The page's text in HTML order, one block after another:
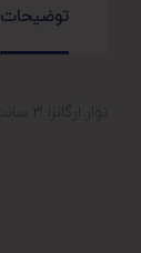
توضیحات
نوار ارگانزا 3 سانت در بسته بندی 10 یاردی